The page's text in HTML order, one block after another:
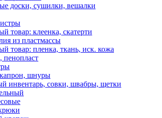
доски, сушилки, вешалки
товар: клеенка, скатерти
из пластмассы
товар: пленка, ткань, иск. кожа
пенопласт
шнуры
инвентарь, совки, швабры, щетки